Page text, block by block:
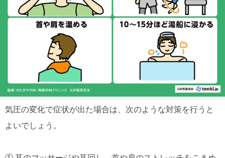
気圧の変化で症状が出た場合は、次のような対策を行うと
よいでしょう。